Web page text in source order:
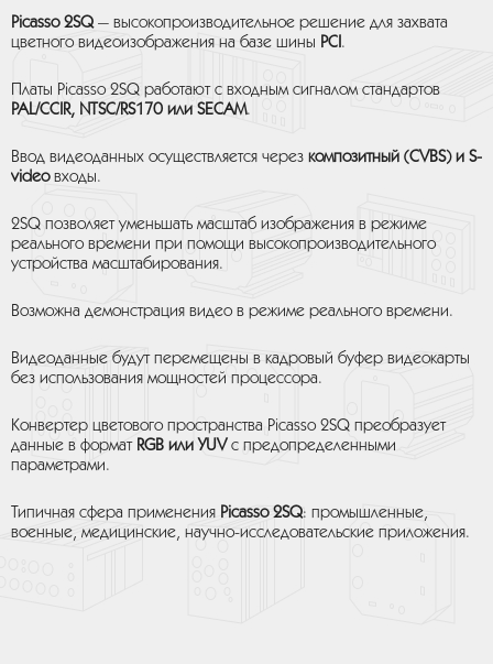
Picasso 2SQ— высокопроизводительное решение для захвата
цветного видеоизображения на базе шины PCI .
Платы Picasso 2SQ работают с входным сигналом стандартов
PAL/CCIR, NTSC/RS170 или SECAM.
Ввод видеоданных осуществляется через композитный (CVBS) и S-
videoвходы.
2SQ позволяет уменьшать масштаб изображения в режиме
реального времени при помощи высокопроизводительного
устройства масштабирования.
Возможна демонстрация видео в режиме реального времени.
Видеоданные будут перемещены в кадровый буфер видеокарты
без использования мощностей процессора.
Конвертер цветового пространства Picasso 2SQ преобразует
данные в формат RGB или YUV с предопределенными
параметрами.
Типичная сфера применения Picasso 2SQ: промышленные,
военные, медицинские, научно-исследовательские приложения.